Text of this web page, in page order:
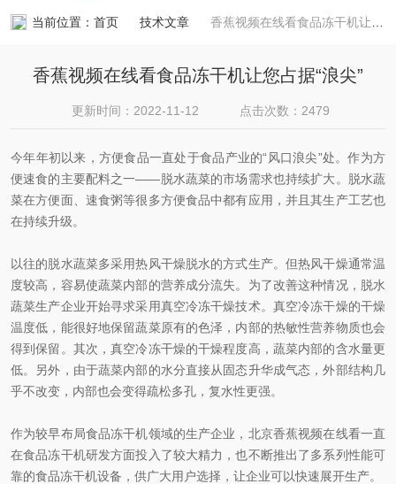
当前位置： 首页 技术文章 香蕉视频在线看食品冻干机让您占据“浪尖”
香蕉视频在线看食品冻干机让您占据“浪尖”
更新时间：2022-11-12 点击次数：2479
今年年初以来，方便食品一直处于食品产业的“风口浪尖”处。作为方
便速食的主要配料之一——脱水蔬菜的市场需求也持续扩大。脱水蔬
菜在方便面、速食粥等很多方便食品中都有应用，并且其生产工艺也
在持续升级。
以往的脱水蔬菜多采用热风干燥脱水的方式生产。但热风干燥通常温
度较高，容易使蔬菜内部的营养成分流失。为了改善这种情况，脱水
蔬菜生产企业开始寻求采用真空冷冻干燥技术。真空冷冻干燥的干燥
温度低，能很好地保留蔬菜原有的色泽，内部的热敏性营养物质也会
得到保留。其次，真空冷冻干燥的干燥程度高，蔬菜内部的含水量更
低。另外，由于蔬菜内部的水分直接从固态升华成气态，外部结构几
乎不改变，内部也会变得疏松多孔，复水性更强。
作为较早布局食品冻干机领域的生产企业，北京香蕉视频在线看一直
在食品冻干机研发方面投入了较大精力，也不断推出了多系列性能可
靠的食品冻干机设备，供广大用户选择，让企业可以快速展开生产。